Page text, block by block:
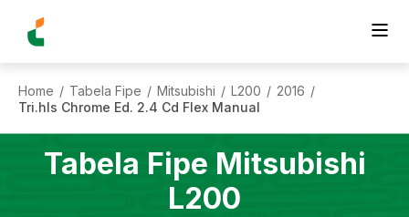
Home / Tabela Fipe / Mitsubishi / L200 / 2016 /
Tri.hls Chrome Ed. 2.4 Cd Flex Manual
Tabela Fipe Mitsubishi
L200